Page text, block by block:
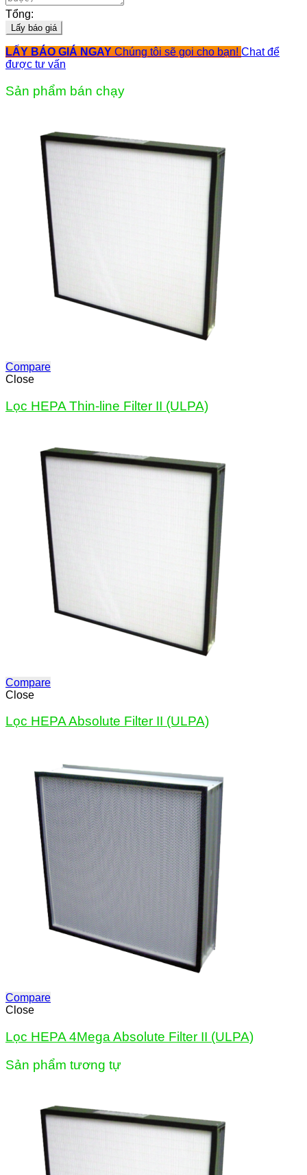
Tổng:
Lấy báo giá
LẤY BÁO GIÁ NGAY Chúng tôi sẽ gọi cho bạn! Chat để
được tư vấn
Sản phẩm bán chạy
Compare
Close
Lọc HEPA Thin-line Filter II (ULPA)
Compare
Close
Lọc HEPA Absolute Filter II (ULPA)
Compare
Close
Lọc HEPA 4Mega Absolute Filter II (ULPA)
Sản phẩm tương tự